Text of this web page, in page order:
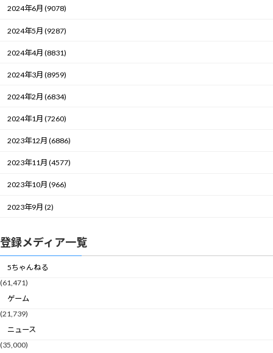
2024年6月 (9078)
2024年5月 (9287)
2024年4月 (8831)
2024年3月 (8959)
2024年2月 (6834)
2024年1月 (7260)
2023年12月 (6886)
2023年11月 (4577)
2023年10月 (966)
2023年9月 (2)
登録メディア一覧
5ちゃんねる
(61,471)
ゲーム
(21,739)
ニュース
(35,000)